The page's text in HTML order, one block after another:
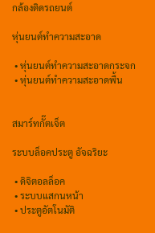
กล้องติดรถยนต์
หุ่นยนต์ทำความสะอาด
•หุ่นยนต์ทำความสะอาดกระจก
•หุ่นยนต์ทำความสะอาดพื้น
สมาร์ทกั๊ตเจ็ต
ระบบล็อคประตู อัจฉริยะ
•ดิจิตอลล็อค
• ระบบแสกนหน้า
• ประตูอัตโนมัติ